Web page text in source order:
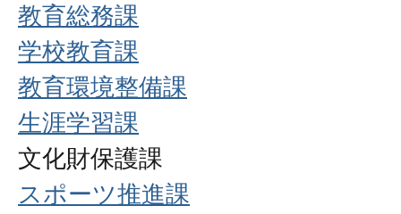
教育総務課
学校教育課
教育環境整備課
生涯学習課
文化財保護課
スポーツ推進課